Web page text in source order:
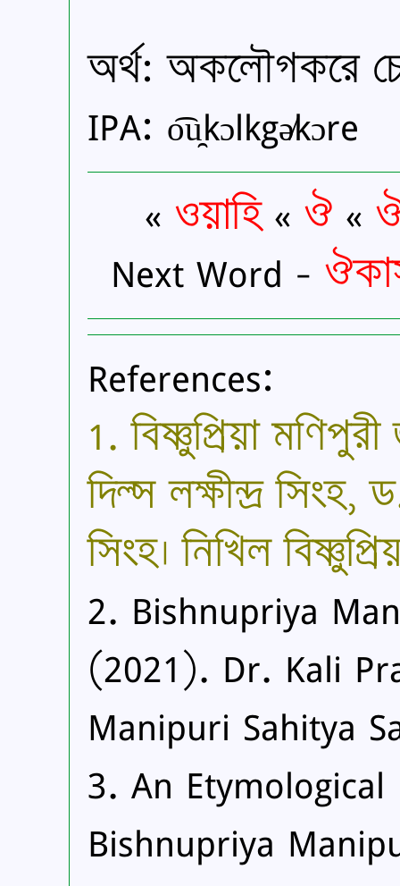
অর্থ: অকলৌগকরে
IPA: o͡u̯kɔlkgə̸kɔre
« ওয়াহি« ঔ «
Next Word -
References:
1. বিষ্ণুপ্রিয়া
দিল্স লক্ষীন্দ্র
সিংহ। নিখিল
2. Bishnupriya
(2021). Dr. Kali
Manipuri Sahitya
3. An
Bishnupriya